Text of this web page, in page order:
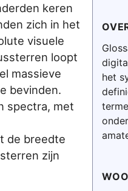
keren
zich in het
visuele
loopt
massieve
bevinden.
spectra, met
de breedte
zijn
het